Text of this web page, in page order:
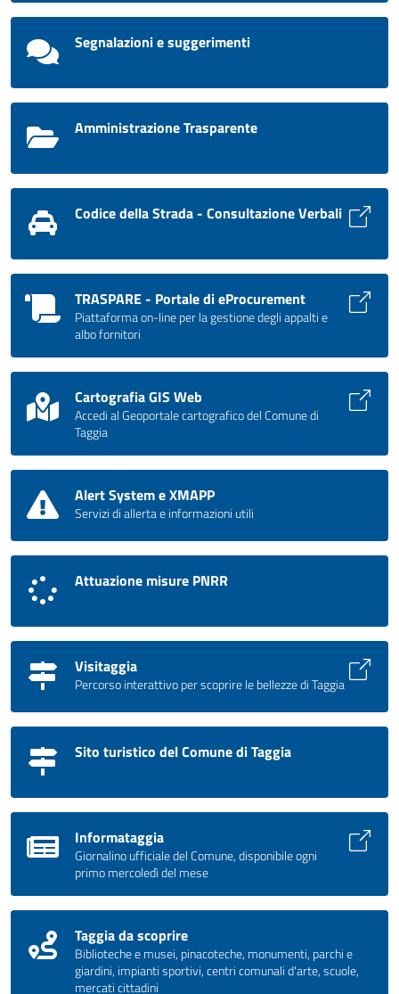
Segnalazioni e suggerimenti
Amministrazione Trasparente
Codice della Strada - Consultazione Verbali
TRASPARE - Portale di eProcurement
Piattaforma on-line per la gestione degli appalti e
albo fornitori
Cartografia GIS Web
Accedi al Geoportale cartografico del Comune di
Taggia
Alert System e XMAPP
Servizi di allerta e informazioni utili
Attuazione misure PNRR
Visitaggia
Percorso interattivo per scoprire le bellezze di Taggia
Sito turistico del Comune di Taggia
Informataggia
Giornalino ufficiale del Comune, disponibile ogni
primo mercoledì del mese
Taggia da scoprire
Biblioteche e musei, pinacoteche, monumenti, parchi e
giardini, impianti sportivi, centri comunali d'arte, scuole,
mercati cittadini